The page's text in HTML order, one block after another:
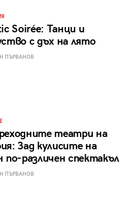
Soirée: Танци и
с дъх на лято
ПЪРВАНОВ
театри на
Зад кулисите на
по-различен спектакъл
ПЪРВАНОВ